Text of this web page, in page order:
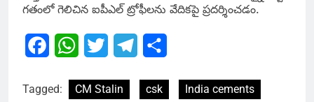
గతంలో గెలిచిన ఐపీఎల్ ట్రోఫీలను వేదికపై ప్రదర్శించడం.
FacebookWhatsApp
Twitter Telegram
Tagged: CM Stalin csk
India cements